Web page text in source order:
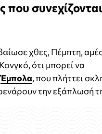
που
χθες, Πέμπτη,
ότι μπορεί να
Έμπολα, που πλήττει
την εξάπλωσή